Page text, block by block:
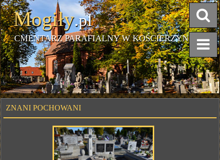
Mogiły.pl
CMENTARZ PARAFIALNY W KOŚCIERZYNIE
ZNANI POCHOWANI